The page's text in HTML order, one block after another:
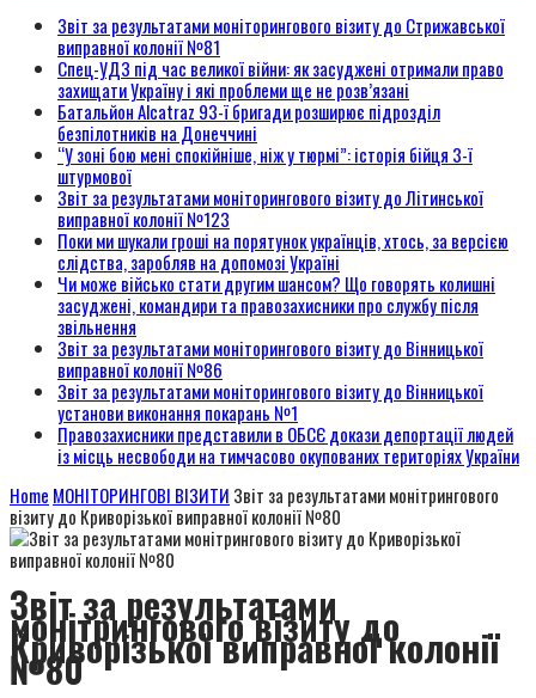
Звіт за результатами моніторингового візиту до Стрижавської
виправної колонії №81
Спец-УДЗ під час великої війни: як засуджені отримали право
захищати Україну і які проблеми ще не розв’язані
Батальйон Alcatraz 93-ї бригади розширює підрозділ
безпілотників на Донеччині
“У зоні бою мені спокійніше, ніж у тюрмі”: історія бійця 3-ї
штурмової
Звіт за результатами моніторингового візиту до Літинської
виправної колонії №123
Поки ми шукали гроші на порятунок українців, хтось, за версією
слідства, заробляв на допомозі Україні
Чи може військо стати другим шансом? Що говорять колишні
засуджені, командири та правозахисники про службу після
звільнення
Звіт за результатами моніторингового візиту до Вінницької
виправної колонії №86
Звіт за результатами моніторингового візиту до Вінницької
установи виконання покарань №1
Правозахисники представили в ОБСЄ докази депортації людей
із місць несвободи на тимчасово окупованих територіях України
Home МОНІТОРИНГОВІ ВІЗИТИ Звіт за результатами монітрингового
візиту до Криворізької виправної колонії №80
Звіт за результатами
монітрингового візиту до
Криворізької виправної колонії
№80